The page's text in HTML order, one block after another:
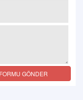
FORMU GÖNDER